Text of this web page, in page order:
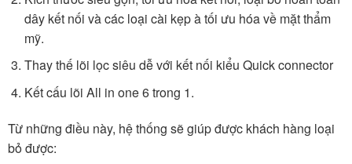
dây kết nối và các loại cài kẹp à tối ưu hóa về mặt thẩm
mỹ.
Thay thế lõi lọc siêu dễ với kết nối kiểu Quick connector
Kết cấu lõi All in one 6 trong 1.
Từ những điều này, hệ thống sẽ giúp được khách hàng loại
bỏ được: